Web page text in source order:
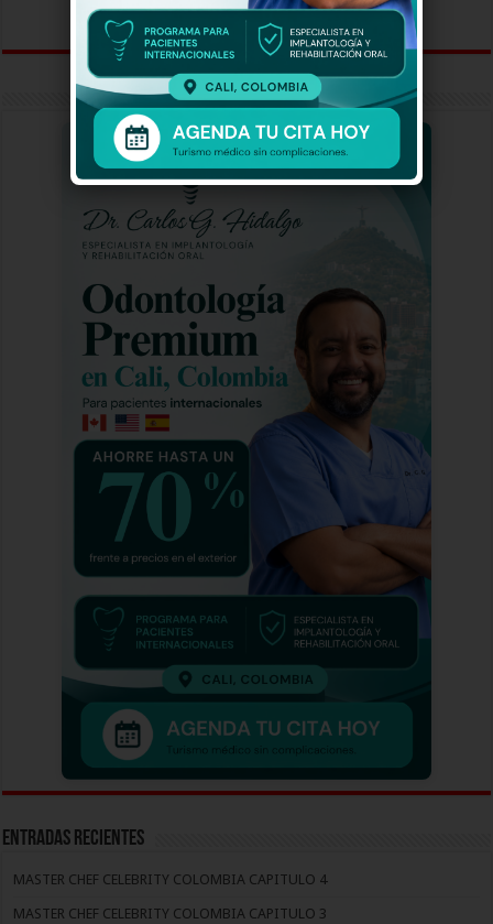
Entradas recientes
MASTER CHEF CELEBRITY COLOMBIA CAPITULO 4
MASTER CHEF CELEBRITY COLOMBIA CAPITULO 3